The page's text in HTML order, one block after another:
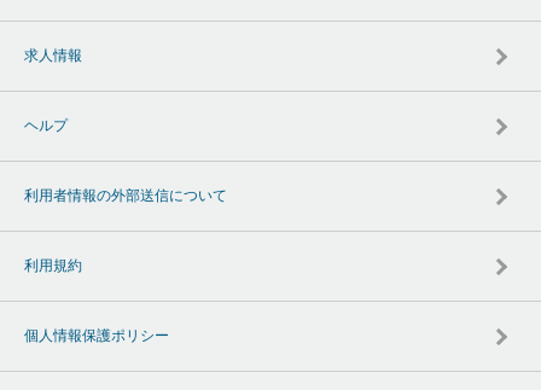
求人情報
ヘルプ
利用者情報の外部送信について
利用規約
個人情報保護ポリシー